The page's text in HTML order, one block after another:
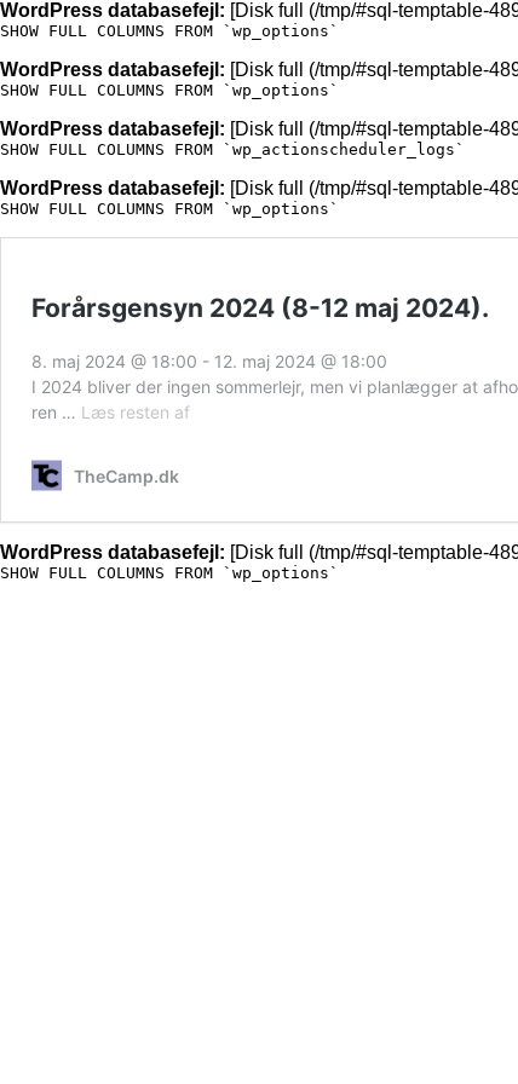
WordPress databasefejl: [Disk full (/tmp/#sql-temptable-
SHOW FULL COLUMNS FROM `wp_options`
WordPress databasefejl: [Disk full (/tmp/#sql-temptable-
SHOW FULL COLUMNS FROM `wp_options`
WordPress databasefejl: [Disk full (/tmp/#sql-temptable-
SHOW FULL COLUMNS FROM `wp_actionscheduler_logs`
WordPress databasefejl: [Disk full (/tmp/#sql-temptable-
SHOW FULL COLUMNS FROM `wp_options`
Forårsgensyn 2024 (8-12 maj 2024).
8. maj 2024 @ 18:00 - 12. maj 2024 @ 18:00
I 2024 bliver der ingen sommerlejr, men vi planlægger at
ren … Læs resten afForårsgensyn
TheCamp.dk
WordPress databasefejl: [Disk full (/tmp/#sql-temptable-
SHOW FULL COLUMNS FROM `wp_options`